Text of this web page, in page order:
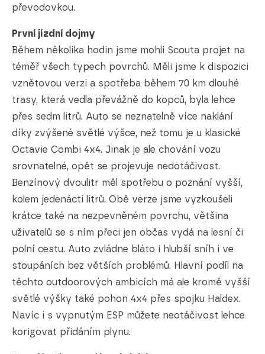
převodovkou.
První jízdní dojmy
Během několika hodin jsme mohli Scouta projet na
téměř všech typech povrchů. Měli jsme k dispozici
vznětovou verzi a spotřeba během 70 km dlouhé
trasy, která vedla převážně do kopců, byla lehce
přes sedm litrů. Auto se neznatelně více naklání
díky zvýšené světlé výšce, než tomu je u klasické
Octavie Combi 4x4. Jinak je ale chování vozu
srovnatelné, opět se projevuje nedotáčivost.
Benzínový dvoulitr měl spotřebu o poznání vyšší,
kolem jedenácti litrů. Obě verze jsme vyzkoušeli
krátce také na nezpevněném povrchu, většina
uživatelů se s ním přeci jen občas vydá na lesní či
polní cestu. Auto zvládne bláto i hlubší sníh i ve
stoupáních bez větších problémů. Hlavní podíl na
těchto outdoorových ambicích má ale kromě vyšší
světlé výšky také pohon 4x4 přes spojku Haldex.
Navíc i s vypnutým ESP můžete neotáčivost lehce
korigovat přidáním plynu.